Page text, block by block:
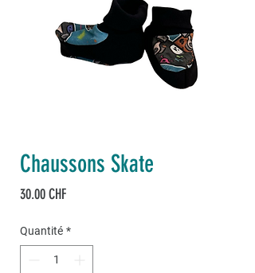
Chaussons Skate
30.00 CHFPrix
Quantité *